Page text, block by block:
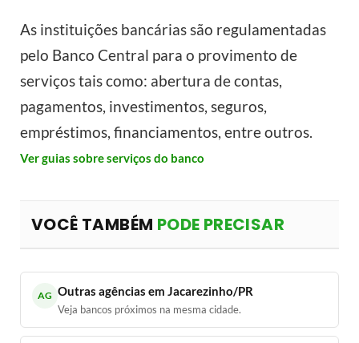
As instituições bancárias são regulamentadas
pelo Banco Central para o provimento de
serviços tais como: abertura de contas,
pagamentos, investimentos, seguros,
empréstimos, financiamentos, entre outros.
Ver guias sobre serviços do banco
VOCÊ TAMBÉM PODE PRECISAR
AG Outras agências em Jacarezinho/PR
Veja bancos próximos na mesma cidade.